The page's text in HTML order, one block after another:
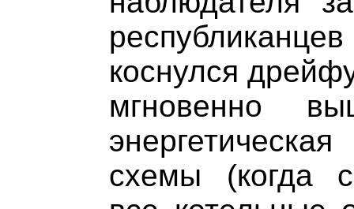
коснулся
мгновенно
схемы (когда